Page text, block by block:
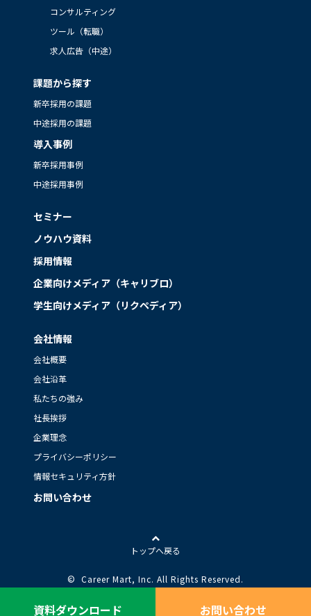
コンサルティング
ツール（転職）
求人広告（中途）
課題から探す
新卒採用の課題
中途採用の課題
導入事例
新卒採用事例
中途採用事例
セミナー
ノウハウ資料
採用情報
企業向けメディア（キャリブロ）
学生向けメディア（リクペディア）
会社情報
会社概要
会社沿革
私たちの強み
社長挨拶
企業理念
プライバシーポリシー
情報セキュリティ方針
お問い合わせ
トップへ戻る
© Career Mart, Inc. All Rights Reserved.
資料ダウンロード お問い合わせ